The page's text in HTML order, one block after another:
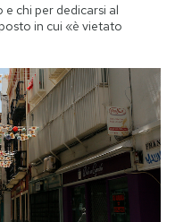
chi per dedicarsi al
in cui «è vietato